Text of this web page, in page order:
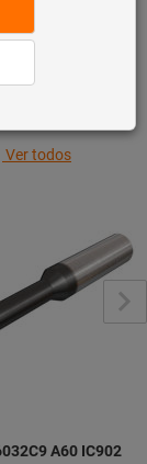
Ver todos
A60 IC902